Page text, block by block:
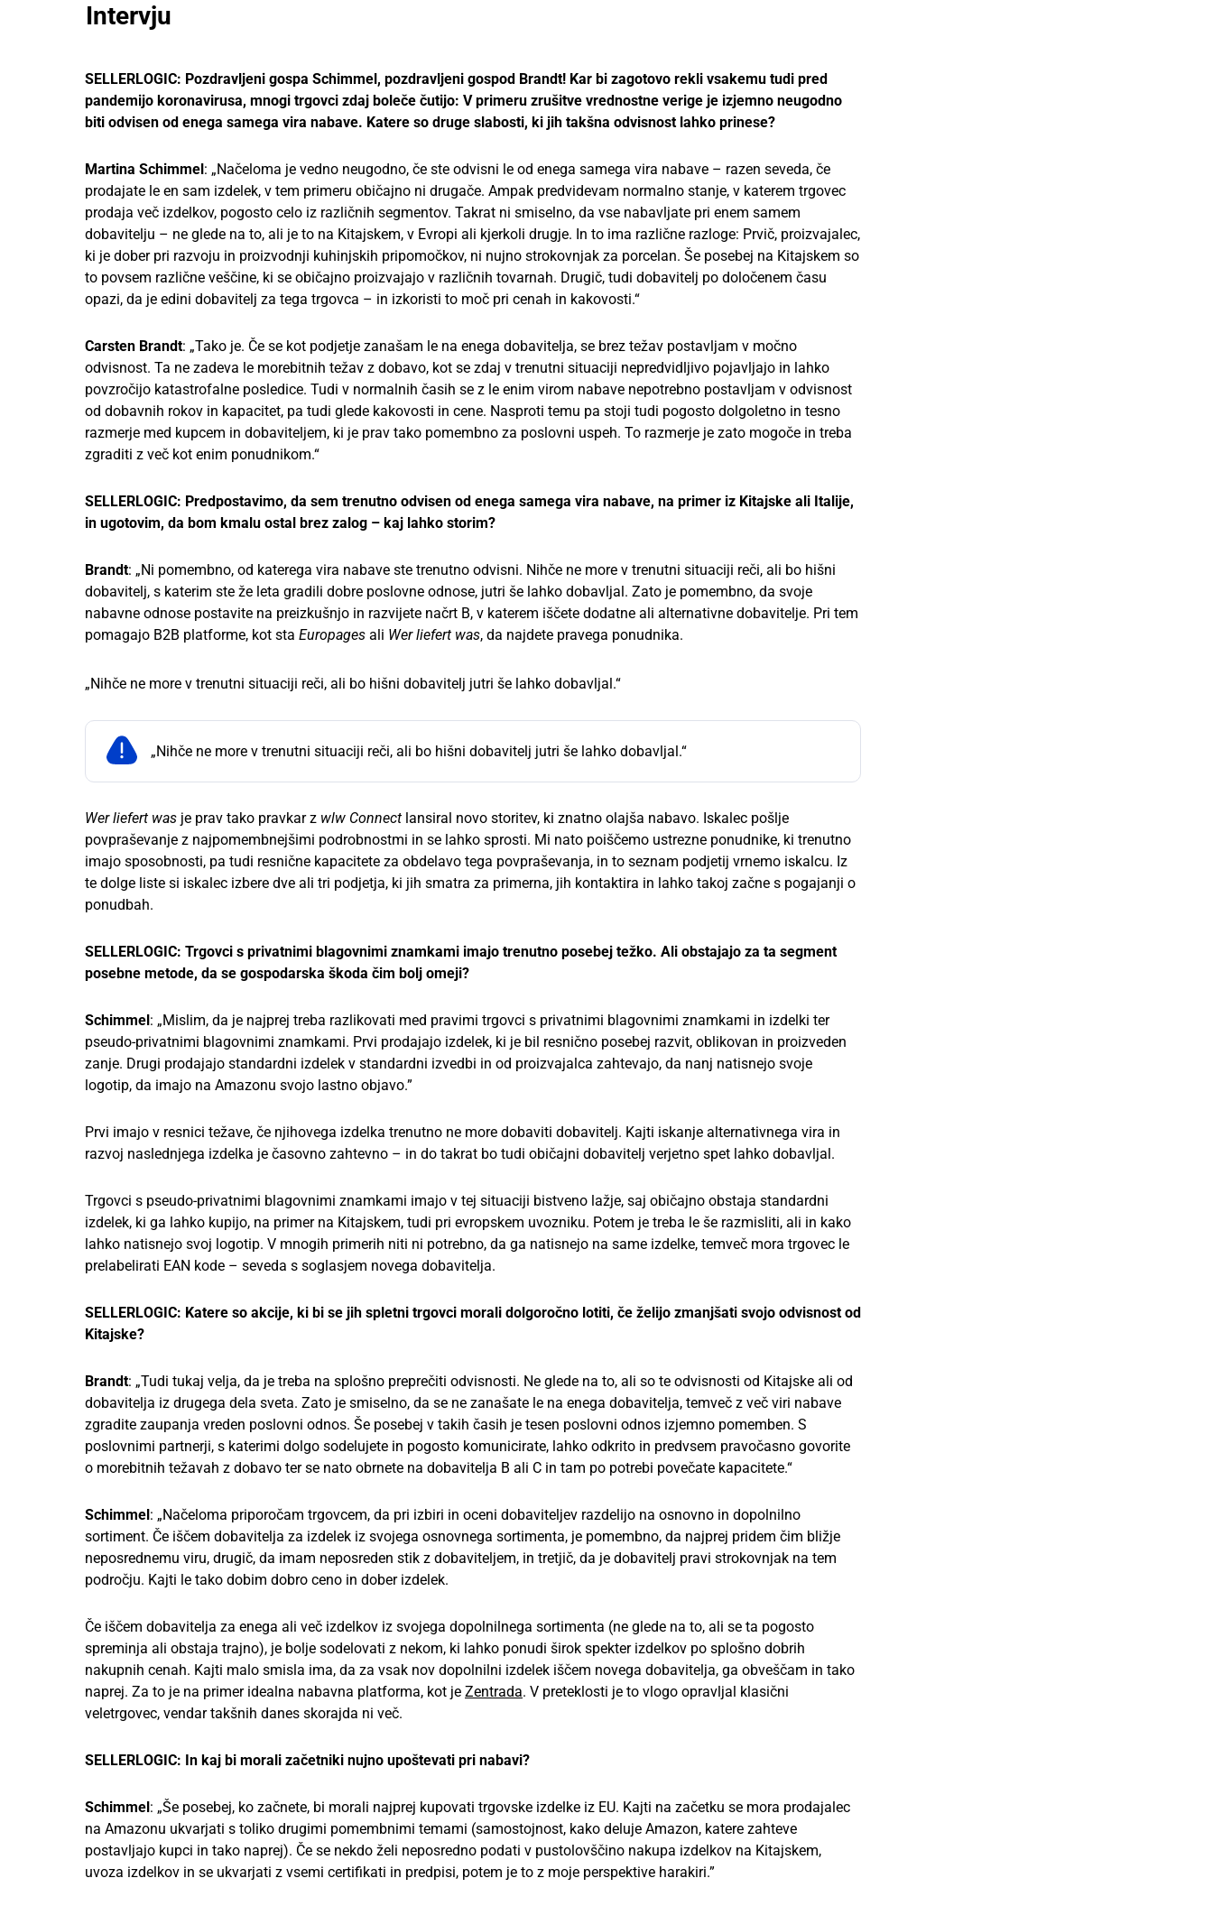
Intervju
SELLERLOGIC: Pozdravljeni gospa Schimmel, pozdravljeni gospod Brandt! Kar bi zagotovo rekli vsakemu tudi pred
pandemijo koronavirusa, mnogi trgovci zdaj boleče čutijo: V primeru zrušitve vrednostne verige je izjemno neugodno
biti odvisen od enega samega vira nabave. Katere so druge slabosti, ki jih takšna odvisnost lahko prinese?
Martina Schimmel : „Načeloma je vedno neugodno, če ste odvisni le od enega samega vira nabave – razen seveda, če
prodajate le en sam izdelek, v tem primeru običajno ni drugače. Ampak predvidevam normalno stanje, v katerem trgovec
prodaja več izdelkov, pogosto celo iz različnih segmentov. Takrat ni smiselno, da vse nabavljate pri enem samem
dobavitelju – ne glede na to, ali je to na Kitajskem, v Evropi ali kjerkoli drugje. In to ima različne razloge: Prvič, proizvajalec,
ki je dober pri razvoju in proizvodnji kuhinjskih pripomočkov, ni nujno strokovnjak za porcelan. Še posebej na Kitajskem so
to povsem različne veščine, ki se običajno proizvajajo v različnih tovarnah. Drugič, tudi dobavitelj po določenem času
opazi, da je edini dobavitelj za tega trgovca – in izkoristi to moč pri cenah in kakovosti.“
Carsten Brandt: „Tako je. Če se kot podjetje zanašam le na enega dobavitelja, se brez težav postavljam v močno
odvisnost. Ta ne zadeva le morebitnih težav z dobavo, kot se zdaj v trenutni situaciji nepredvidljivo pojavljajo in lahko
povzročijo katastrofalne posledice. Tudi v normalnih časih se z le enim virom nabave nepotrebno postavljam v odvisnost
od dobavnih rokov in kapacitet, pa tudi glede kakovosti in cene. Nasproti temu pa stoji tudi pogosto dolgoletno in tesno
razmerje med kupcem in dobaviteljem, ki je prav tako pomembno za poslovni uspeh. To razmerje je zato mogoče in treba
zgraditi z več kot enim ponudnikom.“
SELLERLOGIC: Predpostavimo, da sem trenutno odvisen od enega samega vira nabave, na primer iz Kitajske ali Italije,
in ugotovim, da bom kmalu ostal brez zalog – kaj lahko storim?
Brandt: „Ni pomembno, od katerega vira nabave ste trenutno odvisni. Nihče ne more v trenutni situaciji reči, ali bo hišni
dobavitelj, s katerim ste že leta gradili dobre poslovne odnose, jutri še lahko dobavljal. Zato je pomembno, da svoje
nabavne odnose postavite na preizkušnjo in razvijete načrt B, v katerem iščete dodatne ali alternativne dobavitelje. Pri tem
pomagajo B2B platforme, kot sta Europages ali Wer liefert was, da najdete pravega ponudnika.
„Nihče ne more v trenutni situaciji reči, ali bo hišni dobavitelj jutri še lahko dobavljal.“
„Nihče ne more v trenutni situaciji reči, ali bo hišni dobavitelj jutri še lahko dobavljal.“
Wer liefert was je prav tako pravkar z wlw Connect lansiral novo storitev, ki znatno olajša nabavo. Iskalec pošlje
povpraševanje z najpomembnejšimi podrobnostmi in se lahko sprosti. Mi nato poiščemo ustrezne ponudnike, ki trenutno
imajo sposobnosti, pa tudi resnične kapacitete za obdelavo tega povpraševanja, in to seznam podjetij vrnemo iskalcu. Iz
te dolge liste si iskalec izbere dve ali tri podjetja, ki jih smatra za primerna, jih kontaktira in lahko takoj začne s pogajanji o
ponudbah.
SELLERLOGIC: Trgovci s privatnimi blagovnimi znamkami imajo trenutno posebej težko. Ali obstajajo za ta segment
posebne metode, da se gospodarska škoda čim bolj omeji?
Schimmel : „Mislim, da je najprej treba razlikovati med pravimi trgovci s privatnimi blagovnimi znamkami in izdelki ter
pseudo-privatnimi blagovnimi znamkami. Prvi prodajajo izdelek, ki je bil resnično posebej razvit, oblikovan in proizveden
zanje. Drugi prodajajo standardni izdelek v standardni izvedbi in od proizvajalca zahtevajo, da nanj natisnejo svoje
logotip, da imajo na Amazonu svojo lastno objavo.”
Prvi imajo v resnici težave, če njihovega izdelka trenutno ne more dobaviti dobavitelj. Kajti iskanje alternativnega vira in
razvoj naslednjega izdelka je časovno zahtevno – in do takrat bo tudi običajni dobavitelj verjetno spet lahko dobavljal.
Trgovci s pseudo-privatnimi blagovnimi znamkami imajo v tej situaciji bistveno lažje, saj običajno obstaja standardni
izdelek, ki ga lahko kupijo, na primer na Kitajskem, tudi pri evropskem uvozniku. Potem je treba le še razmisliti, ali in kako
lahko natisnejo svoj logotip. V mnogih primerih niti ni potrebno, da ga natisnejo na same izdelke, temveč mora trgovec le
prelabelirati EAN kode – seveda s soglasjem novega dobavitelja.
SELLERLOGIC: Katere so akcije, ki bi se jih spletni trgovci morali dolgoročno lotiti, če želijo zmanjšati svojo odvisnost od
Kitajske?
Brandt: „Tudi tukaj velja, da je treba na splošno preprečiti odvisnosti. Ne glede na to, ali so te odvisnosti od Kitajske ali od
dobavitelja iz drugega dela sveta. Zato je smiselno, da se ne zanašate le na enega dobavitelja, temveč z več viri nabave
zgradite zaupanja vreden poslovni odnos. Še posebej v takih časih je tesen poslovni odnos izjemno pomemben. S
poslovnimi partnerji, s katerimi dolgo sodelujete in pogosto komunicirate, lahko odkrito in predvsem pravočasno govorite
o morebitnih težavah z dobavo ter se nato obrnete na dobavitelja B ali C in tam po potrebi povečate kapacitete.“
Schimmel : „Načeloma priporočam trgovcem, da pri izbiri in oceni dobaviteljev razdelijo na osnovno in dopolnilno
sortiment. Če iščem dobavitelja za izdelek iz svojega osnovnega sortimenta, je pomembno, da najprej pridem čim bližje
neposrednemu viru, drugič, da imam neposreden stik z dobaviteljem, in tretjič, da je dobavitelj pravi strokovnjak na tem
področju. Kajti le tako dobim dobro ceno in dober izdelek.
Če iščem dobavitelja za enega ali več izdelkov iz svojega dopolnilnega sortimenta (ne glede na to, ali se ta pogosto
spreminja ali obstaja trajno), je bolje sodelovati z nekom, ki lahko ponudi širok spekter izdelkov po splošno dobrih
nakupnih cenah. Kajti malo smisla ima, da za vsak nov dopolnilni izdelek iščem novega dobavitelja, ga obveščam in tako
naprej. Za to je na primer idealna nabavna platforma, kot je Zentrada. V preteklosti je to vlogo opravljal klasični
veletrgovec, vendar takšnih danes skorajda ni več.
SELLERLOGIC: In kaj bi morali začetniki nujno upoštevati pri nabavi?
Schimmel : „Še posebej, ko začnete, bi morali najprej kupovati trgovske izdelke iz EU. Kajti na začetku se mora prodajalec
na Amazonu ukvarjati s toliko drugimi pomembnimi temami (samostojnost, kako deluje Amazon, katere zahteve
postavljajo kupci in tako naprej). Če se nekdo želi neposredno podati v pustolovščino nakupa izdelkov na Kitajskem,
uvoza izdelkov in se ukvarjati z vsemi certifikati in predpisi, potem je to z moje perspektive harakiri.”